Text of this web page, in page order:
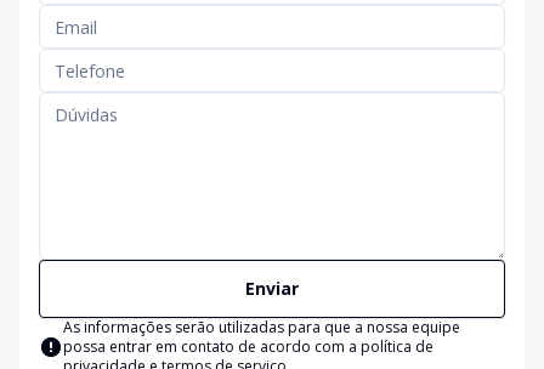
Enviar
As informações serão utilizadas para que a nossa equipe
possa entrar em contato de acordo com a política de